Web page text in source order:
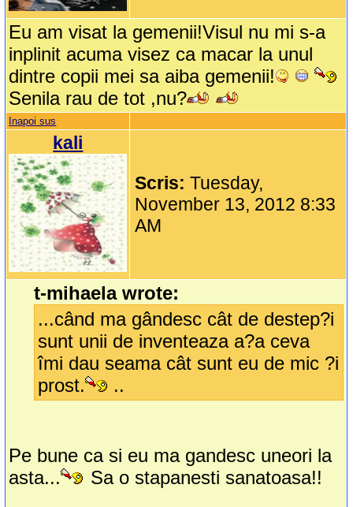
Eu am visat la gemenii!Visul nu mi s-a
inplinit acuma visez ca macar la unul
dintre copii mei sa aiba gemenii!
Senila rau de tot ,nu?
Inapoi sus
kali
Scris:Tuesday,
November 13, 2012 8:33
AM
t-mihaela wrote:
...când ma gândesc cât de destep?i
sunt unii de inventeaza a?a ceva
îmi dau seama cât sunt eu de mic ?i
prost.
..
Pe bune ca si eu ma gandesc uneori la
asta...
Sa o stapanesti sanatoasa!!